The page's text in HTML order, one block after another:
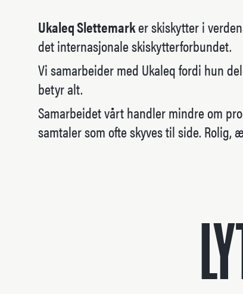
Ukaleq Slettemarker skiskytter i
det internasjonale skiskytterforbundet.
Vi samarbeider med Ukaleq fordi hun
betyr alt.
Samarbeidet vårt handler mindre om
samtaler som ofte skyves til side. Rolig,